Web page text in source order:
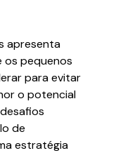
apresenta
os pequenos
para evitar
o potencial
de
estratégia